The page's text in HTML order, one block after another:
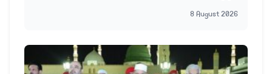
8 August 2026